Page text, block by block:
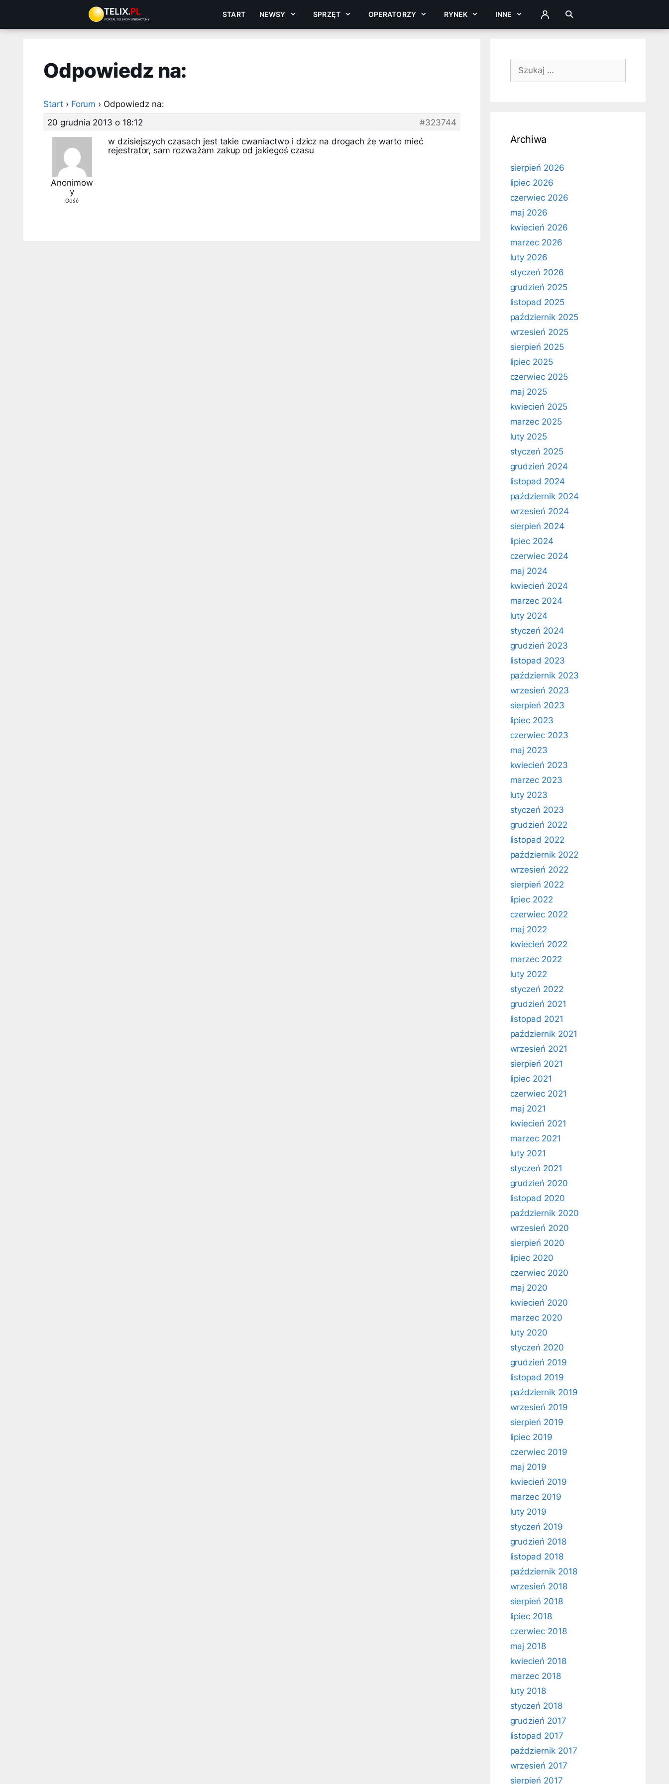
treści
START NEWSY SPRZĘT OPERATORZY RYNEK INNE ZALOGUJ
Odpowiedz na:
Start › Forum › Odpowiedz na:
20 grudnia 2013 o 18:12
#323744
Anonimow
y
Gość
w dzisiejszych czasach jest takie cwaniactwo i dzicz na drogach że warto mieć
rejestrator, sam rozważam zakup od jakiegoś czasu
Szukaj:
Archiwa
sierpień 2026
lipiec 2026
czerwiec 2026
maj 2026
kwiecień 2026
marzec 2026
luty 2026
styczeń 2026
grudzień 2025
listopad 2025
październik 2025
wrzesień 2025
sierpień 2025
lipiec 2025
czerwiec 2025
maj 2025
kwiecień 2025
marzec 2025
luty 2025
styczeń 2025
grudzień 2024
listopad 2024
październik 2024
wrzesień 2024
sierpień 2024
lipiec 2024
czerwiec 2024
maj 2024
kwiecień 2024
marzec 2024
luty 2024
styczeń 2024
grudzień 2023
listopad 2023
październik 2023
wrzesień 2023
sierpień 2023
lipiec 2023
czerwiec 2023
maj 2023
kwiecień 2023
marzec 2023
luty 2023
styczeń 2023
grudzień 2022
listopad 2022
październik 2022
wrzesień 2022
sierpień 2022
lipiec 2022
czerwiec 2022
maj 2022
kwiecień 2022
marzec 2022
luty 2022
styczeń 2022
grudzień 2021
listopad 2021
październik 2021
wrzesień 2021
sierpień 2021
lipiec 2021
czerwiec 2021
maj 2021
kwiecień 2021
marzec 2021
luty 2021
styczeń 2021
grudzień 2020
listopad 2020
październik 2020
wrzesień 2020
sierpień 2020
lipiec 2020
czerwiec 2020
maj 2020
kwiecień 2020
marzec 2020
luty 2020
styczeń 2020
grudzień 2019
listopad 2019
październik 2019
wrzesień 2019
sierpień 2019
lipiec 2019
czerwiec 2019
maj 2019
kwiecień 2019
marzec 2019
luty 2019
styczeń 2019
grudzień 2018
listopad 2018
październik 2018
wrzesień 2018
sierpień 2018
lipiec 2018
czerwiec 2018
maj 2018
kwiecień 2018
marzec 2018
luty 2018
styczeń 2018
grudzień 2017
listopad 2017
październik 2017
wrzesień 2017
sierpień 2017